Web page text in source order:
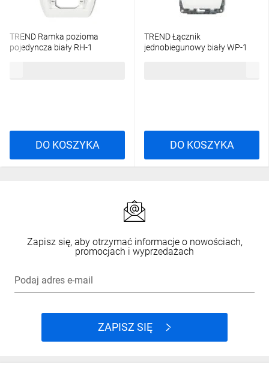
TREND Ramka pozioma
pojedyncza biały RH-1
DO KOSZYKA
TREND Łącznik
jednobiegunowy biały WP-1
DO KOSZYKA
Zapisz się, aby otrzymać informacje o nowościach,
promocjach i wyprzedażach
Podaj adres e-mail
ZAPISZ SIĘ